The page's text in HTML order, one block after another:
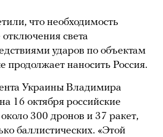
что необходимость
света
ударов по объектам
продолжает наносить Россия.
Украины Владимира
16 октября российские
300 дронов и 37 ракет,
баллистических. «Этой